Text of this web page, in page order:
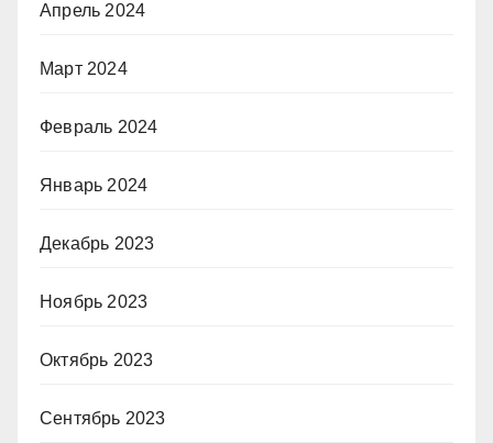
Апрель 2024
Март 2024
Февраль 2024
Январь 2024
Декабрь 2023
Ноябрь 2023
Октябрь 2023
Сентябрь 2023